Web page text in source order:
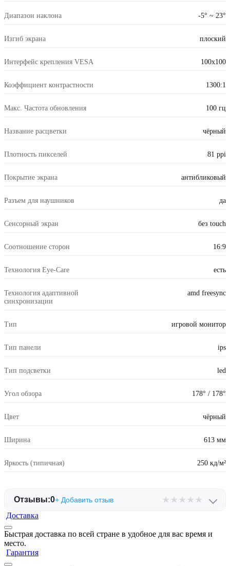
Диапазон наклона -5° ~ 23°
Изгиб экрана плоский
Интерфейс крепления VESA 100x100
Коэффициент контрастности 1300:1
Макс. Частота обновления 100 гц
Название расцветки чёрный
Плотность пикселей 81 ppi
Покрытие экрана антибликовый
Разъем для наушников да
Сенсорный экран без touch
Соотношение сторон 16:9
Технология Eye-Care есть
Технология адаптивной
синхронизации
amd freesync
Тип игровой монитор
Тип панели ips
Тип подсветки led
Угол обзора 178° / 178°
Цвет чёрный
Ширина 613 мм
Яркость (типичная) 250 кд/м²
Отзывы:0+ Добавить отзыв ★ ★ ★ ★ ★
Доставка
Быстрая доставка по всей стране в удобное для вас время и
место.
Гарантия